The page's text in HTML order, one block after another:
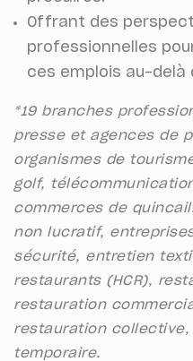
Offrant des
professionnelles
ces emplois au-delà
*19 branches
presse et agences de
organismes de
golf,
commerces de
non lucratif,
sécurité, entretien
restaurants (HCR),
restauration
restauration
temporaire.